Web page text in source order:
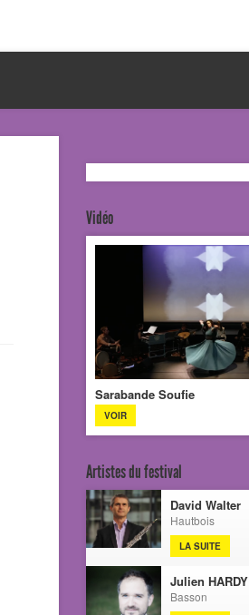
Vidéo
Sarabande Soufie
VOIR
Artistes du festival
David Walter
Hautbois
LA SUITE
Julien HARDY
Basson